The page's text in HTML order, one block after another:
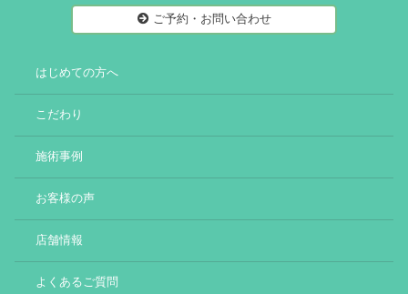
ご予約・お問い合わせ
はじめての方へ
こだわり
施術事例
お客様の声
店舗情報
よくあるご質問